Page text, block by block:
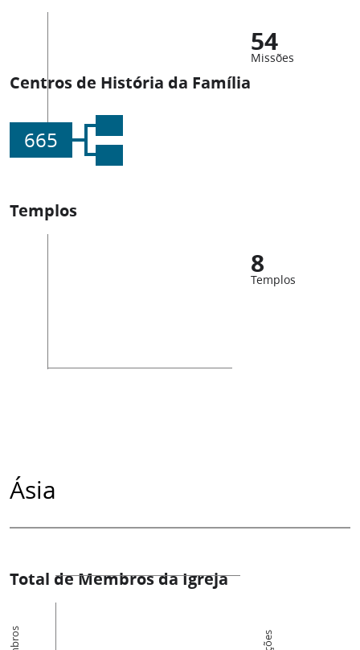
54
Missões
Centros de História da Família
665
Templos
8
Templos
Ásia
Total de Membros da Igreja